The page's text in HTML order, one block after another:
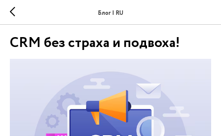
Блог | RU
CRM без страха и подвоха!